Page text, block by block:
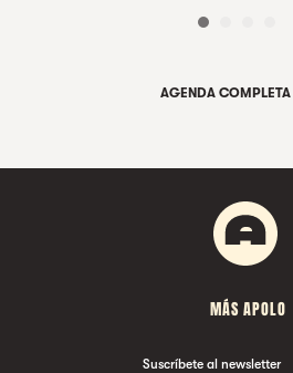
AGENDA COMPLETA
MÁS APOLO
Suscríbete al newsletter